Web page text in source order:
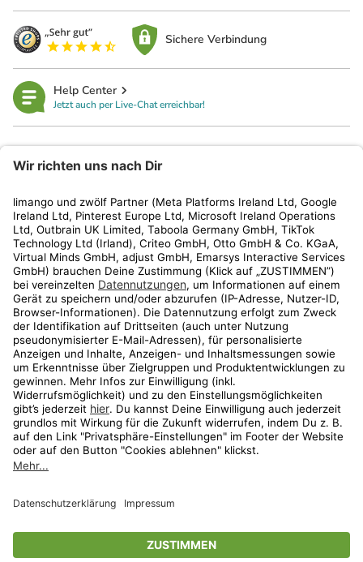
Sichere Verbindung
Help Center
Jetzt auch per Live-Chat erreichbar!
Kundenservice
Shop
Aktionen
Travel